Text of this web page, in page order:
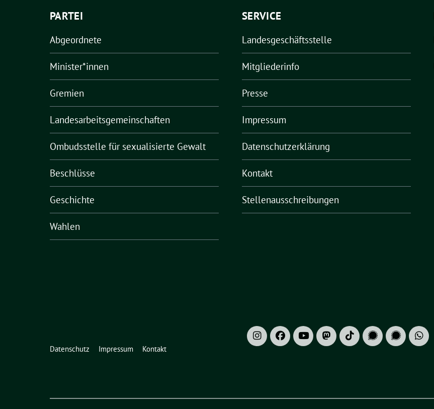
PARTEI
Abgeordnete
Minister*innen
Gremien
Landesarbeitsgemeinschaften
Ombudsstelle für sexualisierte Gewalt
Beschlüsse
Geschichte
Wahlen
SERVICE
Landesgeschäftsstelle
Mitgliederinfo
Presse
Impressum
Datenschutzerklärung
Kontakt
Stellenausschreibungen
Datenschutz Impressum Kontakt